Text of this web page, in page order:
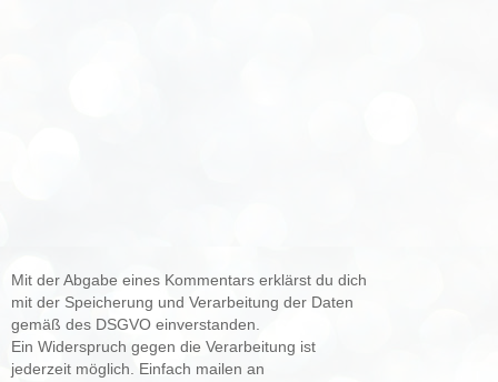
Mit der Abgabe eines Kommentars erklärst du dich
mit der Speicherung und Verarbeitung der Daten
gemäß des DSGVO einverstanden.
Ein Widerspruch gegen die Verarbeitung ist
jederzeit möglich. Einfach mailen an